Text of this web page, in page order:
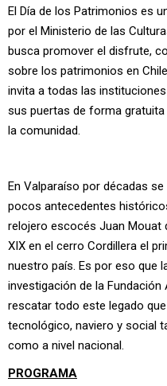
El Día de los Patrimonios es
por el Ministerio de las
busca promover el disfrute,
sobre los patrimonios en
invita a todas las
sus puertas de forma
la comunidad.
En Valparaíso por décadas
pocos antecedentes
relojero escocés Juan Mouat
XIX en el cerro Cordillera el
nuestro país. Es por eso que
investigación de la
rescatar todo este legado
tecnológico, naviero y social
como a nivel nacional.
PROGRAMA